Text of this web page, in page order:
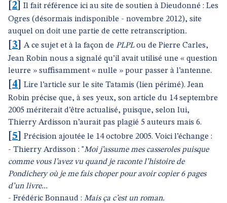
2
Il fait référence ici au site de soutien à Dieudonné : Les
Ogres (désormais indisponible - novembre 2012), site
auquel on doit une partie de cette retranscription.
3 A ce sujet et à la façon de PLPLou de Pierre Carles,
Jean Robin nous a signalé qu’il avait utilisé une « question
leurre » suffisamment « nulle » pour passer à l’antenne.
4
Lire l’article sur le site Tatamis (lien périmé). Jean
Robin précise que, à ses yeux, son article du 14 septembre
2005 mériterait d’être actualisé, puisque, selon lui,
Thierry Ardisson n’aurait pas plagié 5 auteurs mais 6.
5
Précision ajoutée le 14 octobre 2005. Voici l’échange :
- Thierry Ardisson : "Moi j’assume mes casseroles puisque
comme vous l’avez vu quand je raconte l’histoire de
Pondichery où je me fais choper pour avoir copier 6 pages
d’un livre...
- Frédéric Bonnaud : Mais ça c’est un roman.